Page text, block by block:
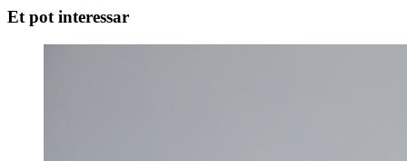
Et pot interessar